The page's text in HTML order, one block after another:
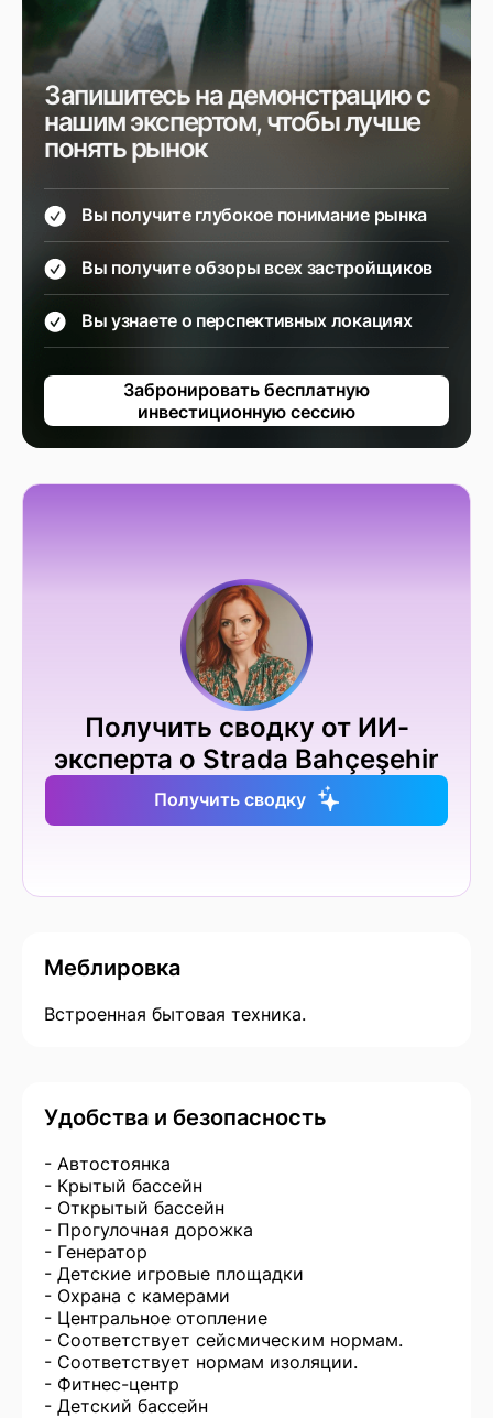
Запишитесь на демонстрацию с
нашим экспертом, чтобы лучше
понять рынок
Вы получите глубокое понимание рынка
Вы получите обзоры всех застройщиков
Вы узнаете о перспективных локациях
Забронировать бесплатную
инвестиционную сессию
Получить сводку от ИИ-
эксперта о Strada Bahçeşehir
Получить сводку
Меблировка
Встроенная бытовая техника.
Удобства и безопасность
- Автостоянка
- Крытый бассейн
- Открытый бассейн
- Прогулочная дорожка
- Генератор
- Детские игровые площадки
- Охрана с камерами
- Центральное отопление
- Соответствует сейсмическим нормам.
- Соответствует нормам изоляции.
- Фитнес-центр
- Детский бассейн